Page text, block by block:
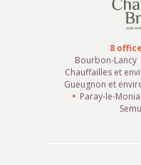
8
Bourbon-Lancy
Chauffailles et
Gueugnon et
Paray-le-Monial